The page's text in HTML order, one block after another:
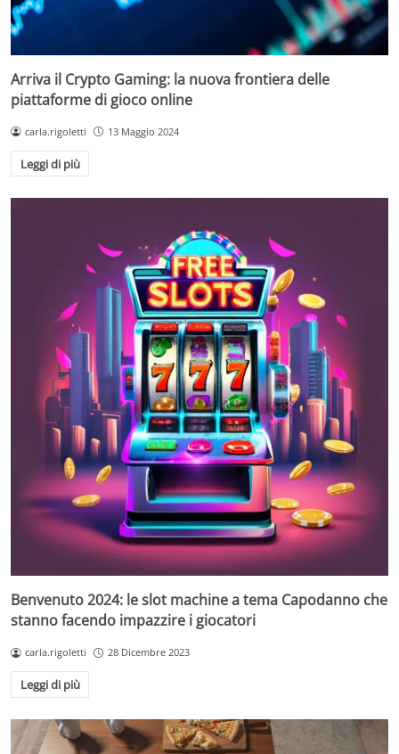
Arriva il Crypto Gaming: la nuova frontiera delle
piattaforme di gioco online
carla.rigoletti 13 Maggio 2024
Leggi di più
Benvenuto 2024: le slot machine a tema Capodanno che
stanno facendo impazzire i giocatori
carla.rigoletti 28 Dicembre 2023
Leggi di più